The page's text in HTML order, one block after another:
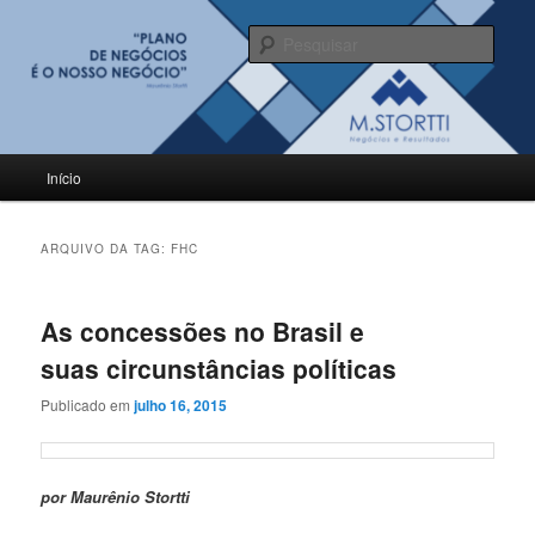
BLOG M.Stortti
principal
Início
ARQUIVO DA TAG: FHC
As concessões no Brasil e
suas circunstâncias políticas
Publicado emjulho 16, 2015
por Maurênio Stortti